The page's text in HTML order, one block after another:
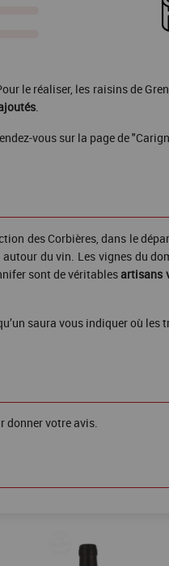
le réaliser, les raisins de
.
vous sur la page de
des Corbières, dans le
du vin. Les vignes du
sont de véritablesartisans
saura vous indiquer où les
donner votre avis.